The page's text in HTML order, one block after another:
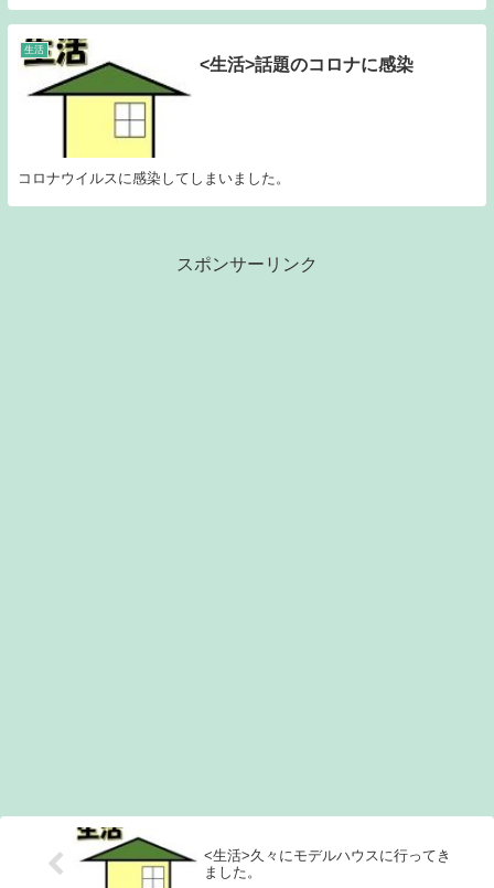
生活
<生活>話題のコロナに感染
コロナウイルスに感染してしまいました。
スポンサーリンク
<生活>久々にモデルハウスに行ってき
ました。